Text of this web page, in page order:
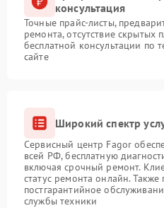
консультация
Точные прайс-листы,
ремонта, отсутствие скрытых
бесплатной консультации по
сайте
Широкий спектр
Сервисный центр Fagor
всей РФ, бесплатную
включая срочный ремонт.
статус ремонта онлайн. Также
постгарантийное
службы техники